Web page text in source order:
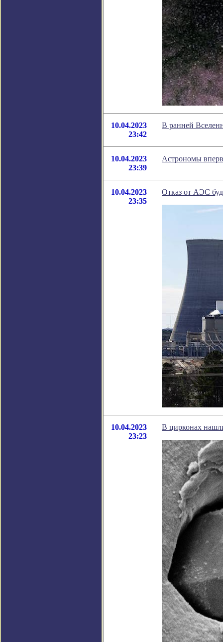
10.04.2023
23:42
В ранней
10.04.2023
23:39
Астрономы
10.04.2023
23:35
Отказ от АЭС
10.04.2023
23:23
В цирконах